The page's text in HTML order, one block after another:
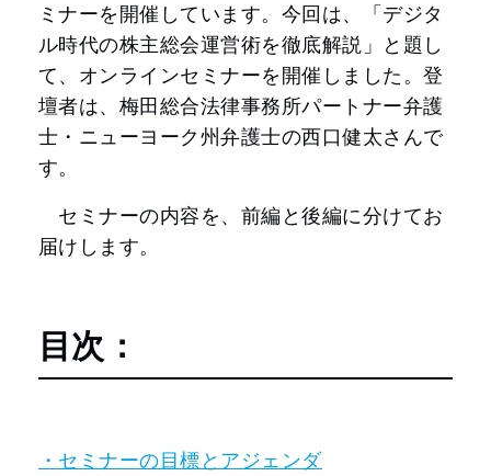
ミナーを開催しています。今回は、「デジタ
ル時代の株主総会運営術を徹底解説」と題し
て、オンラインセミナーを開催しました。登
壇者は、梅田総合法律事務所パートナー弁護
士・ニューヨーク州弁護士の西口健太さんで
す。
セミナーの内容を、前編と後編に分けてお
届けします。
目次：
・セミナーの目標とアジェンダ